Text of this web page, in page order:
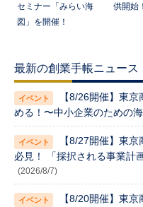
セミナー「みらい海
図」を開催！
供開始！
最新の創業手帳ニュース
【8/26開催】東
める！〜中小企業のための海
【8/27開催】東
必見！ 「採択される事業計
(2026/8/7)
【8/20開催】東